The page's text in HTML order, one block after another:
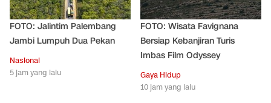
FOTO: Jalintim Palembang
Jambi Lumpuh Dua Pekan
Nasional
5 jam yang lalu
FOTO: Wisata Favignana
Bersiap Kebanjiran Turis
Imbas Film Odyssey
Gaya Hidup
10 jam yang lalu